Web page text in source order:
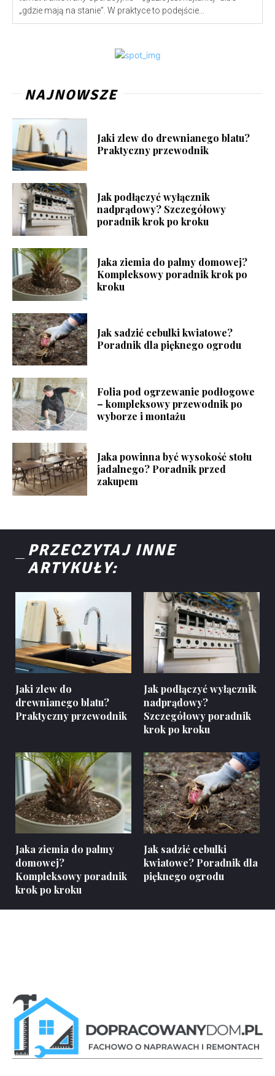
„gdzie mają na stanie”. W praktyce to podejście...
NAJNOWSZE
Jaki zlew do drewnianego blatu?
Praktyczny przewodnik
Jak podłączyć wyłącznik
nadprądowy? Szczegółowy
poradnik krok po kroku
Jaka ziemia do palmy domowej?
Kompleksowy poradnik krok po
kroku
Jak sadzić cebulki kwiatowe?
Poradnik dla pięknego ogrodu
Folia pod ogrzewanie podłogowe
– kompleksowy przewodnik po
wyborze i montażu
Jaka powinna być wysokość stołu
jadalnego? Poradnik przed
zakupem
PRZECZYTAJ INNE
ARTYKUŁY:
Jaki zlew do
drewnianego blatu?
Praktyczny przewodnik
Jak podłączyć wyłącznik
nadprądowy?
Szczegółowy poradnik
krok po kroku
Jaka ziemia do palmy
domowej?
Kompleksowy poradnik
krok po kroku
Jak sadzić cebulki
kwiatowe? Poradnik dla
pięknego ogrodu